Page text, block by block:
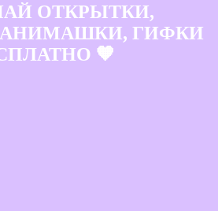
ОТКРЫТКИ,
АНИМАШКИ, ГИФКИ
🧡